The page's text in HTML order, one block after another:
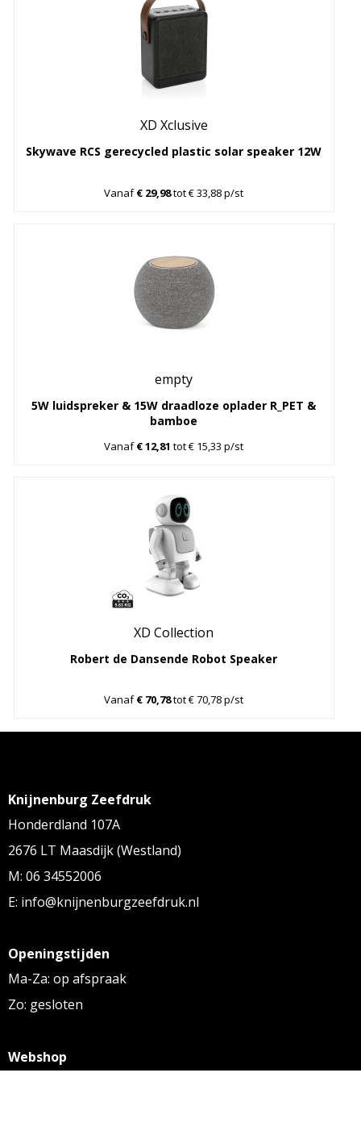
XD Xclusive
Skywave RCS gerecycled plastic solar speaker 12W
Vanaf€ 29,98tot € 33,88 p/st
empty
5W luidspreker & 15W draadloze oplader R_PET &
bamboe
Vanaf€ 12,81 tot € 15,33 p/st
XD Collection
Robert de Dansende Robot Speaker
Vanaf€ 70,78tot € 70,78 p/st
Knijnenburg Zeefdruk
Honderdland 107A
2676 LT Maasdijk (Westland)
M: 06 34552006
E: info@knijnenburgzeefdruk.nl
Openingstijden
Ma-Za: op afspraak
Zo: gesloten
Webshop